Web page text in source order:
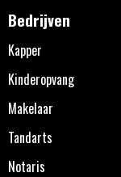
Bedrijven
Kapper
Kinderopvang
Makelaar
Tandarts
Notaris